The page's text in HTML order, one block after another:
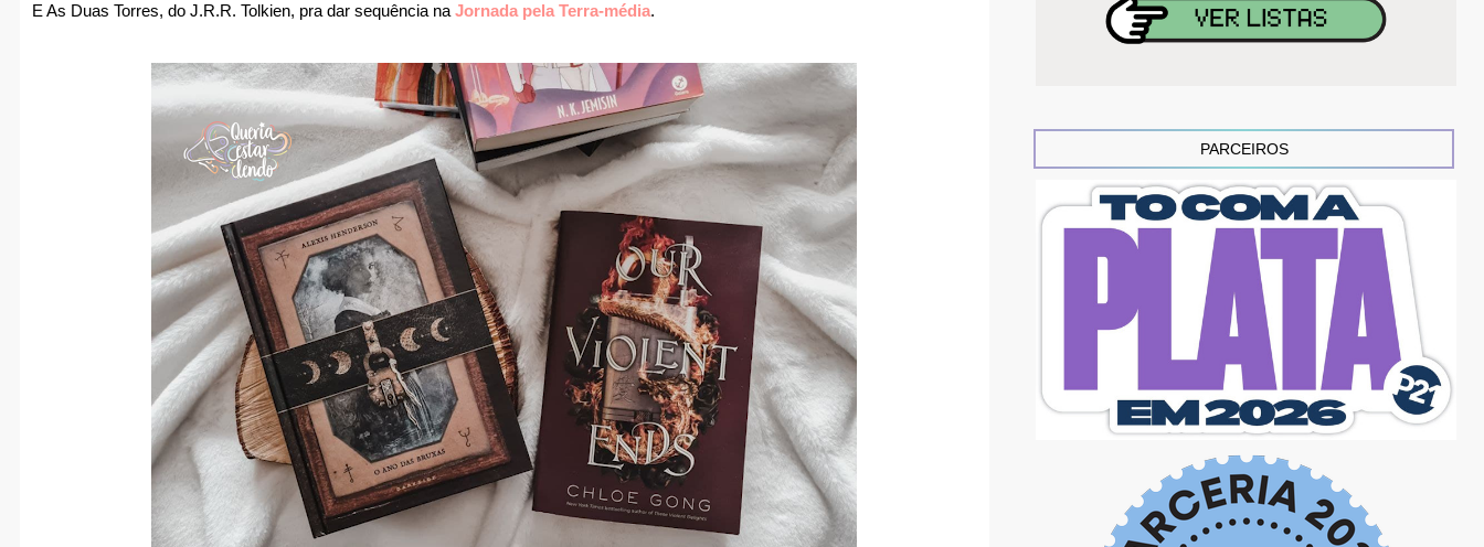
E As Duas Torres, do J.R.R. Tolkien, pra dar sequência na Jornada pela Terra-média.
PARCEIROS